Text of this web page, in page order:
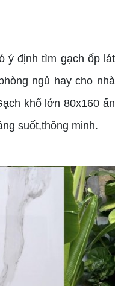
ý định tìm gạch ốp lát
ngủ hay cho nhà
khổ lớn 80x160 ấn
suốt,thông minh.